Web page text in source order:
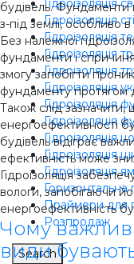
Гідроізоляція
Гідроізоляція
Гідроізоляція
Гідроізоляція
Гідроізоляція
Гідроізоляція
Гідроізоляція
Гідроізоляція
Гідроізоляція
Гідроізоляція
Гідроізоляція
Горизонтальна
Праймери для
Розпродаж
Search
будівель. Фундаменти
з-під землі, особливо
Без належної
фундаменти і
змогу запобігти
фундаменту протягом
Також слід зазначити,
енергоефективності
будівель відіграє
ефективність може
Гідроізоляція
вологи, запобігаючи
енергоефективність
Чому важлива
види